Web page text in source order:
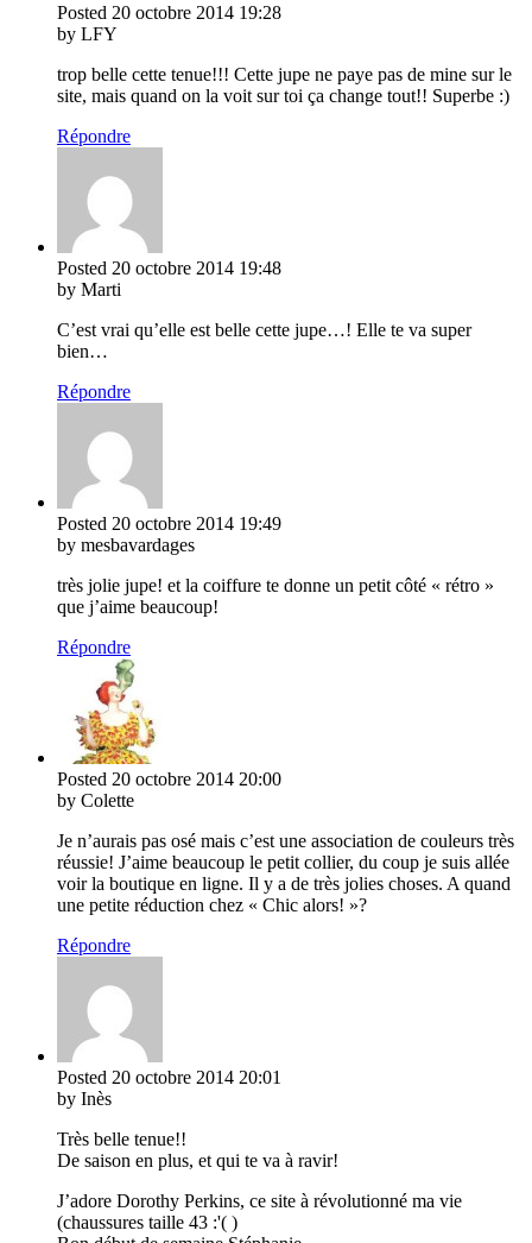
Posted 20 octobre 2014 19:28
by LFY
trop belle cette tenue!!! Cette jupe ne paye pas de mine sur le
site, mais quand on la voit sur toi ça change tout!! Superbe :)
Répondre
Posted 20 octobre 2014 19:48
by Marti
C’est vrai qu’elle est belle cette jupe…! Elle te va super
bien…
Répondre
Posted 20 octobre 2014 19:49
by mesbavardages
très jolie jupe! et la coiffure te donne un petit côté « rétro »
que j’aime beaucoup!
Répondre
Posted 20 octobre 2014 20:00
by Colette
Je n’aurais pas osé mais c’est une association de couleurs très
réussie! J’aime beaucoup le petit collier, du coup je suis allée
voir la boutique en ligne. Il y a de très jolies choses. A quand
une petite réduction chez « Chic alors! »?
Répondre
Posted 20 octobre 2014 20:01
by Inès
Très belle tenue!!
De saison en plus, et qui te va à ravir!
J’adore Dorothy Perkins, ce site à révolutionné ma vie
(chaussures taille 43 :'( )